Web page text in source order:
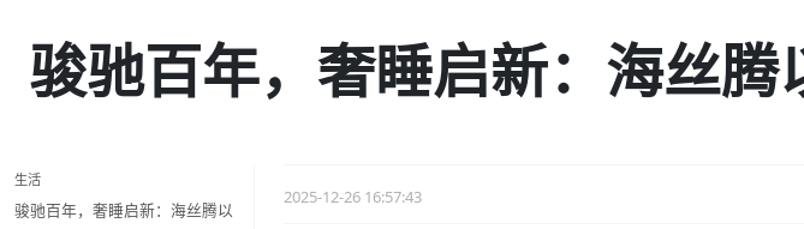
骏驰百年，奢睡启新：海丝
生活
骏驰百年，奢睡启新：海丝腾以
2025-12-26 16:57:43